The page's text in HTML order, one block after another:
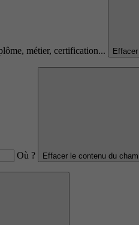
métier, certification...
Où ? Effacer le contenu du